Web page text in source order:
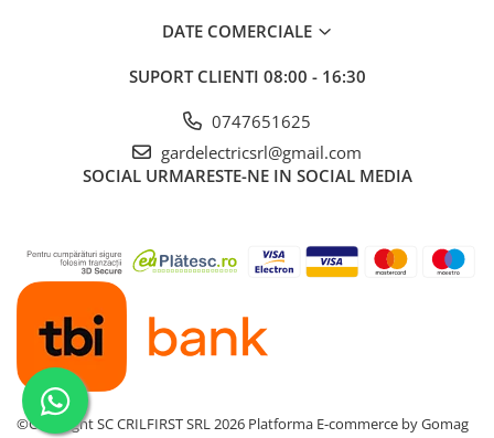
DATE COMERCIALE
SUPORT CLIENTI 08:00 - 16:30
0747651625
gardelectricsrl@gmail.com
SOCIAL URMARESTE-NE IN SOCIAL MEDIA
©Copyright SC CRILFIRST SRL 2026 Platforma E-commerce by Gomag